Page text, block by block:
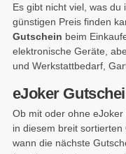
Es gibt nicht viel, was
günstigen Preis finden
Gutschein beim
elektronische Geräte,
und Werkstattbedarf,
eJoker
Ob mit oder ohne
in diesem breit sortierten
wann die nächste